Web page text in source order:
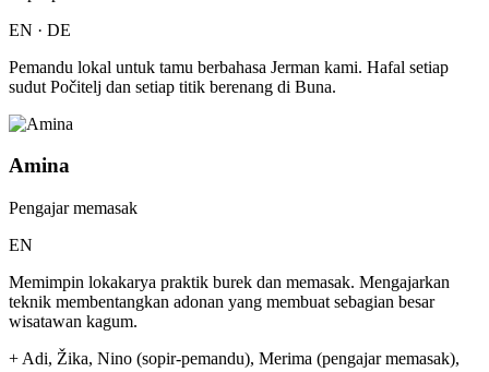
EN · DE
Pemandu lokal untuk tamu berbahasa Jerman kami. Hafal setiap
sudut Počitelj dan setiap titik berenang di Buna.
Amina
Pengajar memasak
EN
Memimpin lokakarya praktik burek dan memasak. Mengajarkan
teknik membentangkan adonan yang membuat sebagian besar
wisatawan kagum.
+ Adi, Žika, Nino (sopir-pemandu), Merima (pengajar memasak),